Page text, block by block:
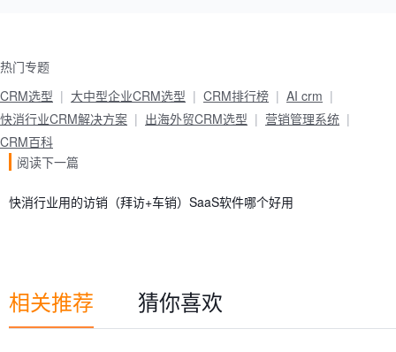
热门专题
CRM选型
大中型企业CRM选型 CRM排行榜
AI crm
快消行业CRM解决方案
出海外贸CRM选型
营销管理系统
CRM百科
阅读下一篇
快消行业用的访销（拜访+车销）SaaS软件哪个好用
相关推荐 猜你喜欢